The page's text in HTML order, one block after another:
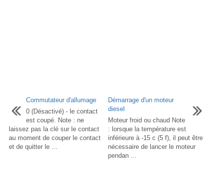
Commutateur d'allumage
0 (Désactivé) - le contact
est coupé. Note : ne
laissez pas la clé sur le contact
au moment de couper le contact
et de quitter le ...
Démarrage d'un moteur
diesel
Moteur froid ou chaud Note
: lorsque la température est
inférieure à -15 c (5 f), il peut être
nécessaire de lancer le moteur
pendan ...